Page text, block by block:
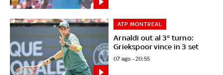
Arnaldi out al 3° turno:
Griekspoor vince in 3 set
ATP MONTREAL
07 ago - 20:55